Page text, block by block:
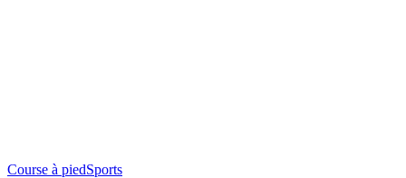
Course à piedSports